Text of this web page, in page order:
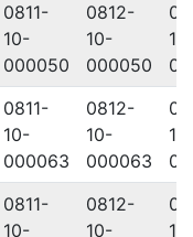
0811-
10-
000050
0812-
10-
000050
0811-
10-
000063
0812-
10-
000063
0811-
10-
0812-
10-